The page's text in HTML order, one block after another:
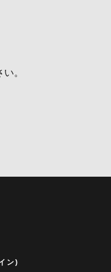
。
ン)